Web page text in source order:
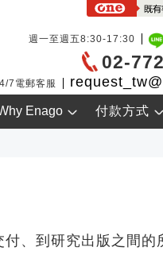
週一至週五8:30-17:30
02-
7電郵客服
Enago 付款方式
、到研究出版之間的